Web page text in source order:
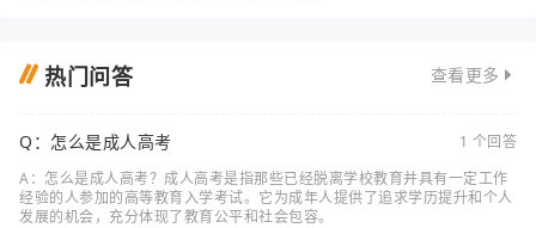
热门问答 查看更多
Q：怎么是成人高考
1 个回答
A：怎么是成人高考？成人高考是指那些已经脱离学校教育并具有一定工作
经验的人参加的高等教育入学考试。它为成年人提供了追求学历提升和个人
发展的机会，充分体现了教育公平和社会包容。